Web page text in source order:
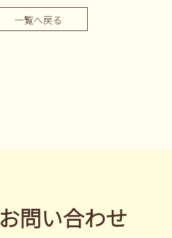
一覧へ戻る
お問い合わせ